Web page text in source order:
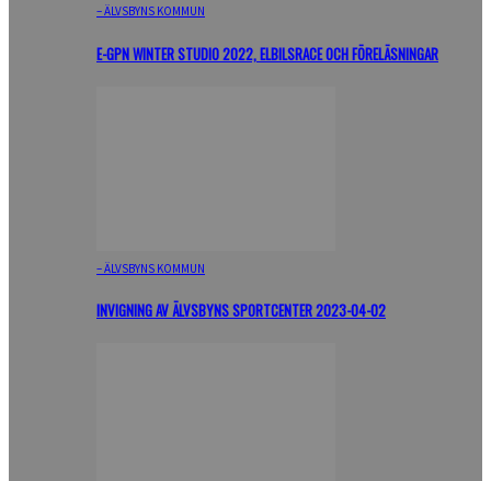
– ÄLVSBYNS KOMMUN
E-GPN WINTER STUDIO 2022, ELBILSRACE OCH FÖRELÄSNINGAR
– ÄLVSBYNS KOMMUN
INVIGNING AV ÄLVSBYNS SPORTCENTER 2023-04-02